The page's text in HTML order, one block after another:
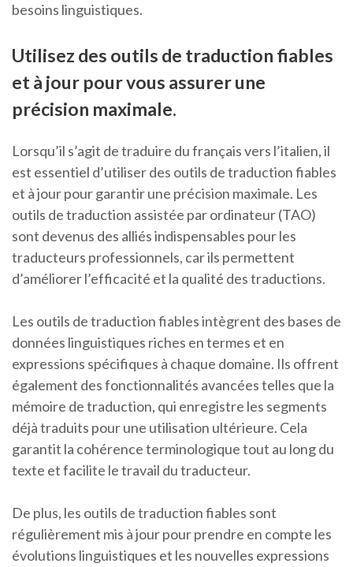
besoins linguistiques.
Utilisez des outils de traduction fiables
et à jour pour vous assurer une
précision maximale.
Lorsqu’il s’agit de traduire du français vers l’italien, il
est essentiel d’utiliser des outils de traduction fiables
et à jour pour garantir une précision maximale. Les
outils de traduction assistée par ordinateur (TAO)
sont devenus des alliés indispensables pour les
traducteurs professionnels, car ils permettent
d’améliorer l’efficacité et la qualité des traductions.
Les outils de traduction fiables intègrent des bases de
données linguistiques riches en termes et en
expressions spécifiques à chaque domaine. Ils offrent
également des fonctionnalités avancées telles que la
mémoire de traduction, qui enregistre les segments
déjà traduits pour une utilisation ultérieure. Cela
garantit la cohérence terminologique tout au long du
texte et facilite le travail du traducteur.
De plus, les outils de traduction fiables sont
régulièrement mis à jour pour prendre en compte les
évolutions linguistiques et les nouvelles expressions